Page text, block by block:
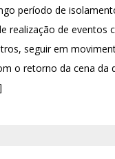
período de
realização de eventos
seguir em
o retorno da cena da